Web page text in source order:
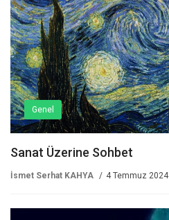
Genel
Sanat Üzerine Sohbet
İsmet Serhat KAHYA 4 Temmuz 2024